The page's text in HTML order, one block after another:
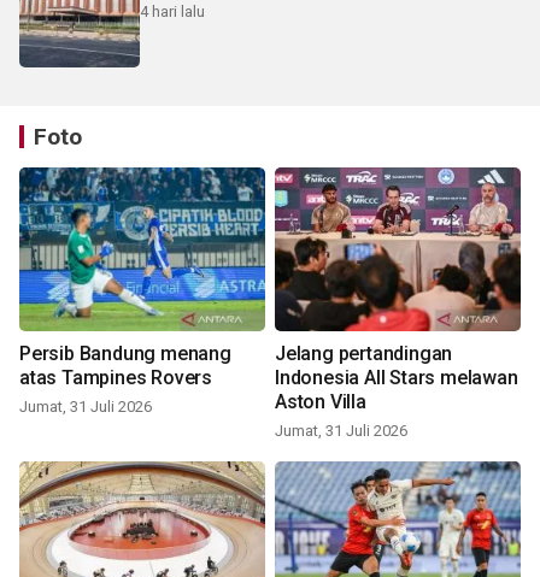
4 hari lalu
Foto
Persib Bandung menang
atas Tampines Rovers
Jumat, 31 Juli 2026
Jelang pertandingan
Indonesia All Stars melawan
Aston Villa
Jumat, 31 Juli 2026